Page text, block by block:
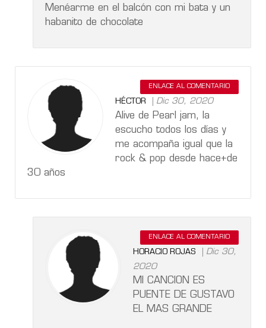
Menéarme en el balcón con mi bata y un
habanito de chocolate
ENLACE AL COMENTARIO
HÉCTOR Dic 30, 2020
Alive de Pearl jam, la
escucho todos los días y
me acompaña igual que la
rock & pop desde hace+de
30 años
ENLACE AL COMENTARIO
HORACIO ROJAS
Dic 30,
2020
MI CANCION ES
PUENTE DE GUSTAVO
EL MAS GRANDE